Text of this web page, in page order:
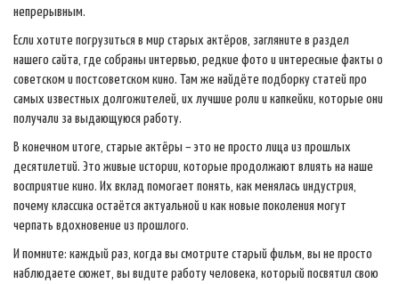
непрерывным.
Если хотите погрузиться в мир старых актёров, загляните в раздел
нашего сайта, где собраны интервью, редкие фото и интересные факты о
советском и постсоветском кино. Там же найдёте подборку статей про
самых известных долгожителей, их лучшие роли и капкейки, которые они
получали за выдающуюся работу.
В конечном итоге, старые актёры – это не просто лица из прошлых
десятилетий. Это живые истории, которые продолжают влиять на наше
восприятие кино. Их вклад помогает понять, как менялась индустрия,
почему классика остаётся актуальной и как новые поколения могут
черпать вдохновение из прошлого.
И помните: каждый раз, когда вы смотрите старый фильм, вы не просто
наблюдаете сюжет, вы видите работу человека, который посвятил свою